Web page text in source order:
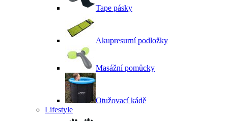
Tape pásky
Akupresurní podložky
Masážní pomůcky
Otužovací kádě
Lifestyle